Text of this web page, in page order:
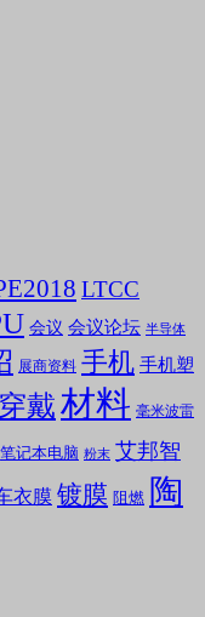
LTCC
会议 会议论坛 半导体
展商资料 手机 手机塑
戴材料 毫米波雷
笔记本电脑 粉末 艾邦智
衣膜 镀膜 阻燃 陶